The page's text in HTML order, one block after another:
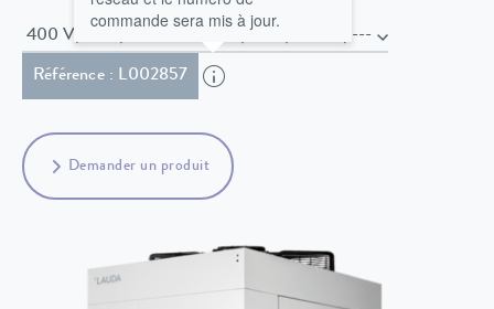
400 V; 3/PE; 50 Hz & 460 V; 3/PE; 60 Hz , ---
Référence : L002857
commande sera mis à jour.
Demander un produit